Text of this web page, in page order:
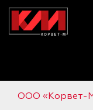
ООО «Корвет-